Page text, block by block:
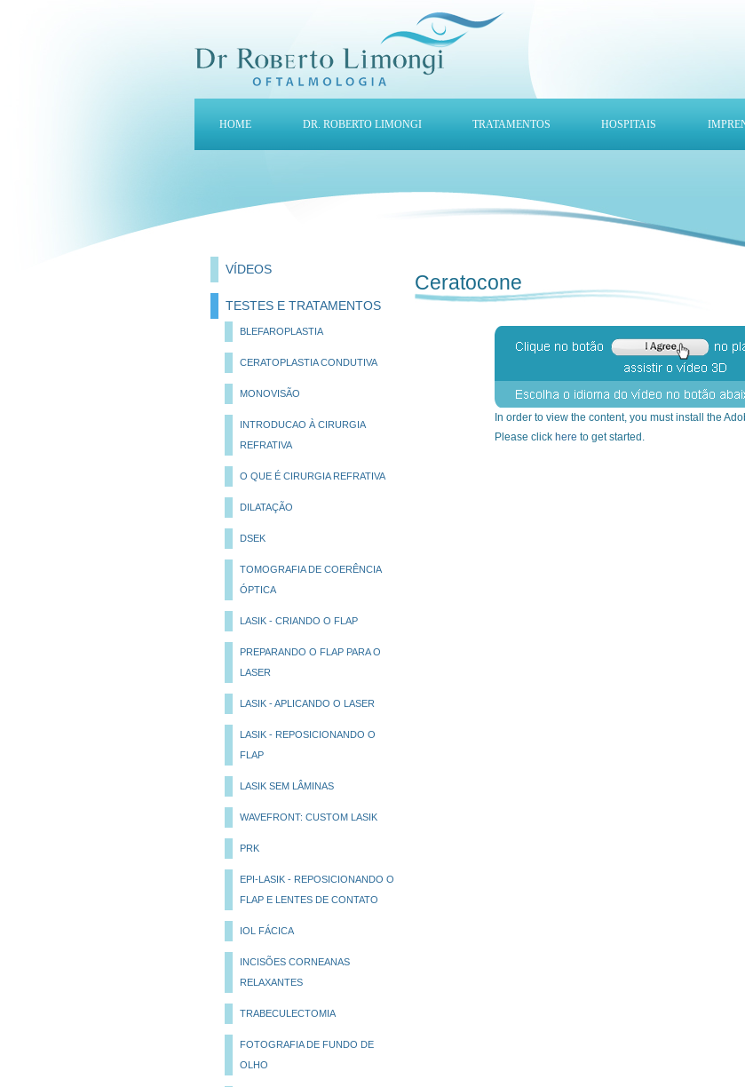
HOME DR. ROBERTO LIMONGI TRATAMENTOS HOSPITAIS
VÍDEOS
TESTES E TRATAMENTOS
BLEFAROPLASTIA
CERATOPLASTIA CONDUTIVA
MONOVISÃO
INTRODUCAO À CIRURGIA
REFRATIVA
O QUE É CIRURGIA REFRATIVA
DILATAÇÃO
DSEK
TOMOGRAFIA DE COERÊNCIA
ÓPTICA
LASIK - CRIANDO O FLAP
PREPARANDO O FLAP PARA O
LASER
LASIK - APLICANDO O LASER
LASIK - REPOSICIONANDO O
FLAP
LASIK SEM LÂMINAS
WAVEFRONT: CUSTOM LASIK
PRK
EPI-LASIK - REPOSICIONANDO O
FLAP E LENTES DE CONTATO
IOL FÁCICA
INCISÕES CORNEANAS
RELAXANTES
TRABECULECTOMIA
FOTOGRAFIA DE FUNDO DE
OLHO
Ceratocone
In order to view the content, you must install the
Please click here to get started.